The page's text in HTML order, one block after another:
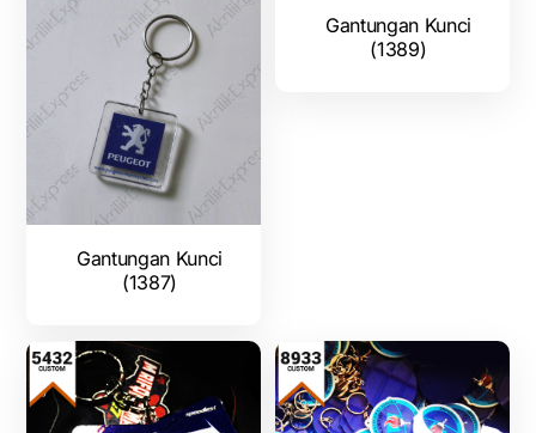
Gantungan Kunci
(1387)
Gantungan Kunci
(1389)